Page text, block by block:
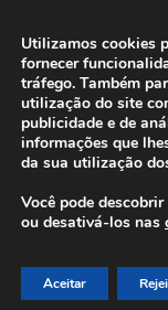
Livro de Reclamações
Utilizamos cookies
fornecer
tráfego. Também
utilização do site
publicidade e de
informações que
da sua utilização
Você pode
ou desativá-los nas
Aceitar